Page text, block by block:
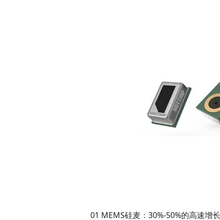
01 MEMS硅麦：30%-50%的高速增